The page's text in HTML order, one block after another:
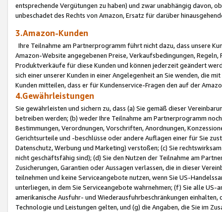
entsprechende Vergütungen zu haben) und zwar unabhängig davon,
unbeschadet des Rechts von Amazon, Ersatz für darüber
3.Amazon-Kunden
Ihre Teilnahme am Partnerprogramm führt nicht dazu, dass unsere
Amazon-Website angegebenen Preise, Verkaufsbedingungen,
Produktverkäufe für diese Kunden und können jederzeit geändert
sich einer unserer Kunden in einer Angelegenheit an Sie wenden, die
Kunden mitteilen, dass er für Kundenservice-Fragen den auf der
4.Gewährleistungen
Sie gewährleisten und sichern zu, dass (a) Sie gemäß dieser
betreiben werden; (b) weder Ihre Teilnahme am Partnerprogramm
Bestimmungen, Verordnungen, Vorschriften, Anordnungen,
Gerichtsurteile und -beschlüsse oder andere Auflagen einer für Sie
Datenschutz, Werbung und Marketing) verstoßen; (c) Sie
nicht geschäftsfähig sind); (d) Sie den Nutzen der Teilnahme am
Zusicherungen, Garantien oder Aussagen verlassen, die in dieser
teilnehmen und keine Serviceangebote nutzen, wenn Sie US-
unterliegen, in dem Sie Serviceangebote wahrnehmen; (f) Sie alle
amerikanische Ausfuhr- und Wiederausfuhrbeschränkungen
Technologie und Leistungen gelten, und (g) die Angaben, die Sie im